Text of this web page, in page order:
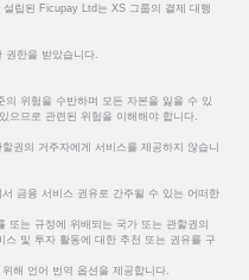
립된 Ficupay Ltd는 XS 그룹의 결제 대행
한을 받았습니다.
의 위험을 수반하며 모든 자본을 잃을 수 있
으므로 관련된 위험을 이해해야 합니다.
권의 거주자에게 서비스를 제공하지 않습니
금융 서비스 권유로 간주될 수 있는 어떠한
또는 규정에 위배되는 국가 또는 관할권의
스 및 투자 활동에 대한 추천 또는 권유를 구
해 언어 번역 옵션을 제공합니다.